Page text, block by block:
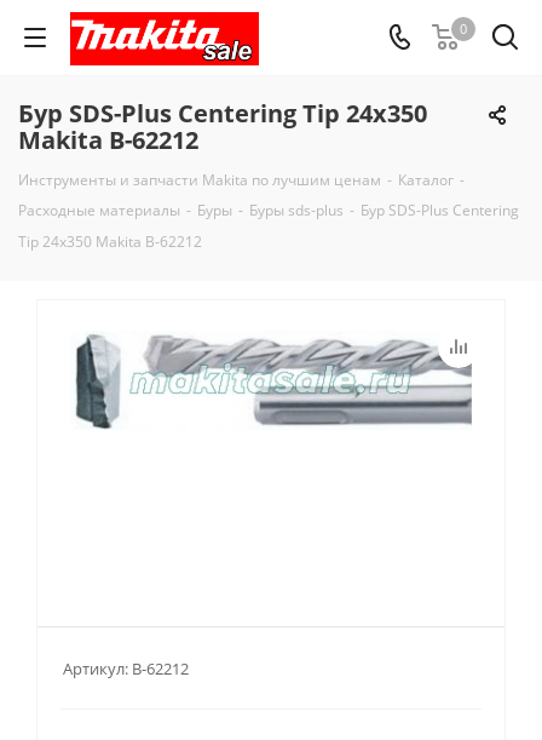
0
Бур SDS-Plus Centering Tip 24x350
Makita B-62212
Инструменты и запчасти Makita по лучшим ценам - Каталог -
Расходные материалы - Буры - Буры sds-plus - Бур SDS-Plus Centering
Tip 24x350 Makita B-62212
Артикул: B-62212